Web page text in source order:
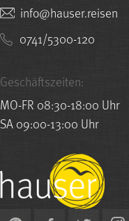
nesier.resuah@ofni
0741/5300-120
Geschäftszeiten:
MO-FR 08:30-18:00 Uhr
SA 09:00-13:00 Uhr